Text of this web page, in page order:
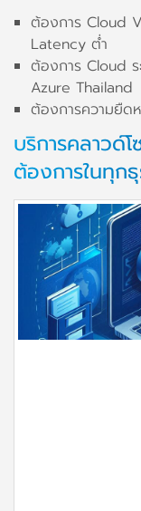
ต้องการ Cloud
Latency ต่ำ
ต้องการ Cloud
Azure Thailand
ต้องการความยื
บริการคลาวด์
ต้องการในทุก